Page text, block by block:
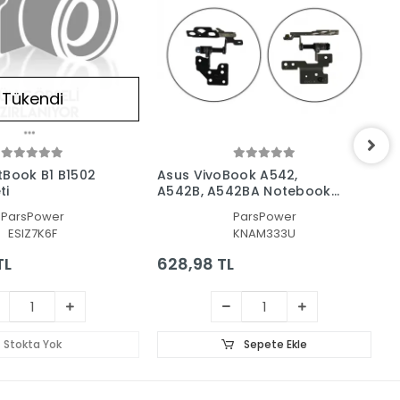
Tükendi
B1 B1502
ParsPower
ESIZ7K6F
Stokta Yok
Asus VivoBook A542,
A542B, A542BA Notebook
ParsPower
KNAM333U
628,98 TL
Sepete Ekle